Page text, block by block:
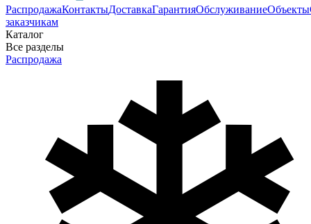
РаспродажаКонтактыДоставкаГарантияОбслуживаниеОбъекты
заказчикам
Каталог
Все разделы
Распродажа